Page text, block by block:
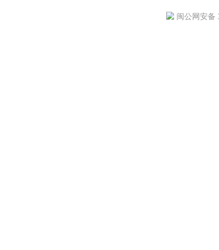
闽公网安备